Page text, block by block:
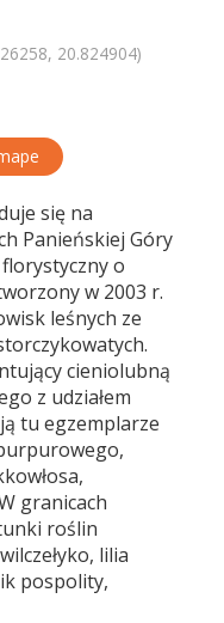
20.824904)
się na
Panieńskiej Góry
o
w 2003 r.
leśnych ze
cieniolubną
z udziałem
tu egzemplarze
granicach
roślin
lilia
pospolity,